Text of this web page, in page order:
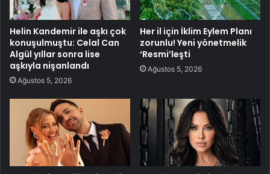
Helin Kandemir ile aşkı çok
konuşulmuştu: Celal Can
Algül yıllar sonra lise
aşkıyla nişanlandı
Ağustos 5, 2026
Her il için İklim Eylem Planı
zorunlu! Yeni yönetmelik
‘Resmi’leşti
Ağustos 5, 2026